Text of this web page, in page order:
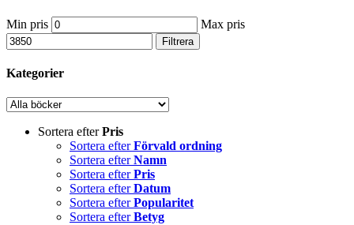
Min pris Max pris
Filtrera
Kategorier
Sortera efterPris
Sortera efterFörvald ordning
Sortera efterNamn
Sortera efterPris
Sortera efterDatum
Sortera efterPopularitet
Sortera efterBetyg